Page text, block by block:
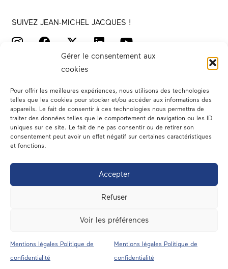
Gérer le consentement aux
cookies
Pour offrir les meilleures expériences, nous utilisons des technologies
telles que les cookies pour stocker et/ou accéder aux informations des
appareils. Le fait de consentir à ces technologies nous permettra de
traiter des données telles que le comportement de navigation ou les ID
uniques sur ce site. Le fait de ne pas consentir ou de retirer son
consentement peut avoir un effet négatif sur certaines caractéristiques
et fonctions.
Accepter
Refuser
Voir les préférences
Mentions légales Politique de
confidentialité
Mentions légales Politique de
confidentialité
SUIVEZ JEAN-MICHEL JACQUES !
Votre député
Dans les médias
En circonscription
A l’assemblée
Contact
Mentions légales